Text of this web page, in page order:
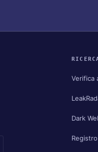
Verifica
Dark